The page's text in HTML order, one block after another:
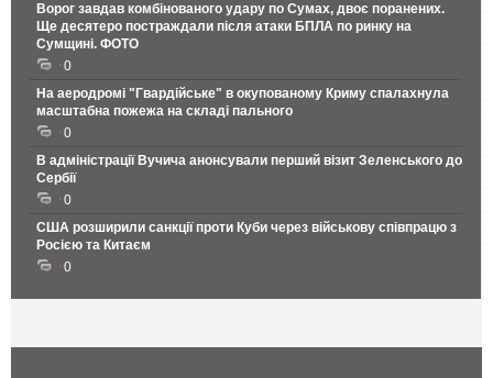
Ворог завдав комбінованого удару по Сумах, двоє поранених.
Ще десятеро постраждали після атаки БПЛА по ринку на
Сумщині. ФОТО
0
На аеродромі "Гвардійське" в окупованому Криму спалахнула
масштабна пожежа на складі пального
0
В адміністрації Вучича анонсували перший візит Зеленського до
Сербії
0
США розширили санкції проти Куби через військову співпрацю з
Росією та Китаєм
0